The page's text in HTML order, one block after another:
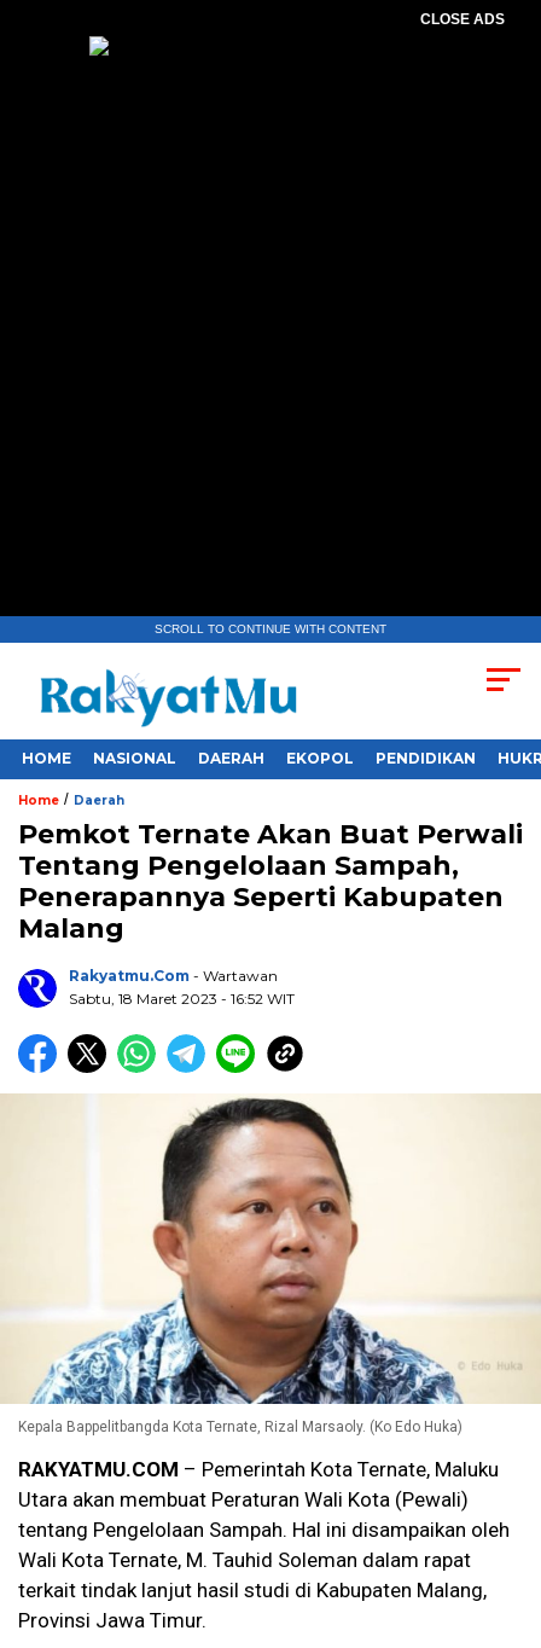
CLOSE ADS
SCROLL TO CONTINUE WITH CONTENT
HOME NASIONAL DAERAH EKOPOL PENDIDIKAN
Home / Daerah
Pemkot Ternate Akan Buat Perwali
Tentang Pengelolaan Sampah,
Penerapannya Seperti Kabupaten
Malang
Rakyatmu.com - Wartawan
Sabtu, 18 Maret 2023 - 16:52 WIT
Kepala Bappelitbangda Kota Ternate, Rizal Marsaoly. (Ko Edo Huka)
RAKYATMU.COM – Pemerintah Kota Ternate, Maluku
Utara akan membuat Peraturan Wali Kota (Pewali)
tentang Pengelolaan Sampah. Hal ini disampaikan oleh
Wali Kota Ternate, M. Tauhid Soleman dalam rapat
terkait tindak lanjut hasil studi di Kabupaten Malang,
Provinsi Jawa Timur.